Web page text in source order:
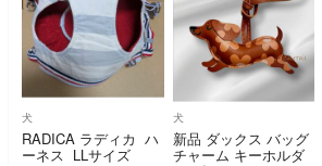
犬
RADICA ラディカ ハ
ーネス LLサイズ
犬
新品 ダックス バッグ
チャーム キーホルダ